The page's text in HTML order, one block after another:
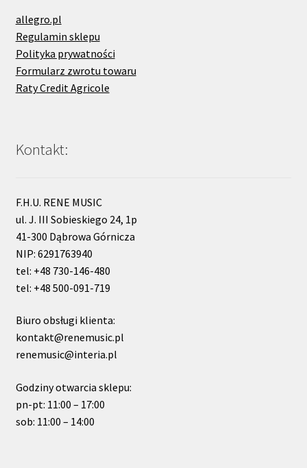
allegro.pl
Regulamin sklepu
Polityka prywatności
Formularz zwrotu towaru
Raty Credit Agricole
Kontakt:
F.H.U. RENE MUSIC
ul. J. III Sobieskiego 24, 1p
41-300 Dąbrowa Górnicza
NIP: 6291763940
tel: +48 730-146-480
tel: +48 500-091-719
Biuro obsługi klienta:
kontakt@renemusic.pl
renemusic@interia.pl
Godziny otwarcia sklepu:
pn-pt: 11:00 – 17:00
sob: 11:00 – 14:00